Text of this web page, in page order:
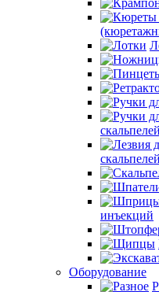
скальпелей
скальпелей
инъекций
Оборудование